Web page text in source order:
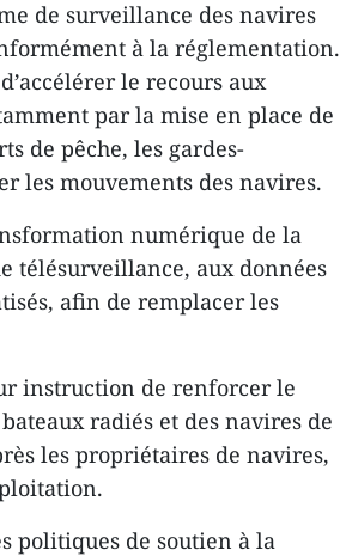
de surveillance des navires
à la réglementation.
le recours aux
par la mise en place de
de pêche, les gardes-
les mouvements des navires.
numérique de la
télésurveillance, aux données
afin de remplacer les
instruction de renforcer le
radiés et des navires de
les propriétaires de navires,
politiques de soutien à la